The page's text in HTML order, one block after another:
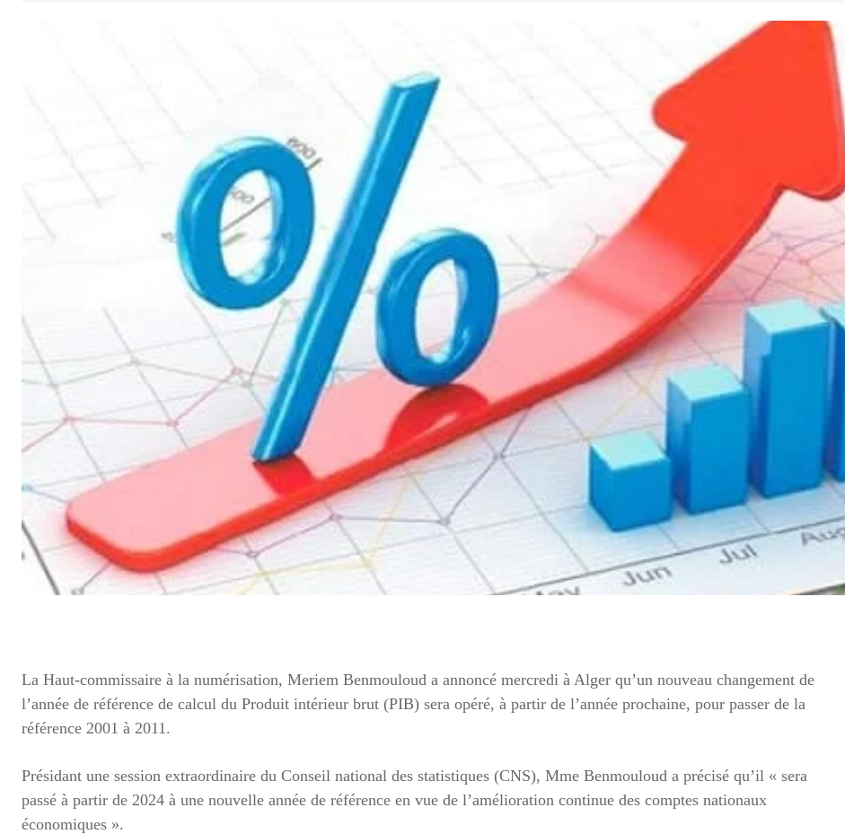
La Haut-commissaire à la numérisation, Meriem Benmouloud a annoncé mercredi à Alger qu’un nouveau changement de
l’année de référence de calcul du Produit intérieur brut (PIB) sera opéré, à partir de l’année prochaine, pour passer de la
référence 2001 à 2011.
Présidant une session extraordinaire du Conseil national des statistiques (CNS), Mme Benmouloud a précisé qu’il « sera
passé à partir de 2024 à une nouvelle année de référence en vue de l’amélioration continue des comptes nationaux
économiques ».